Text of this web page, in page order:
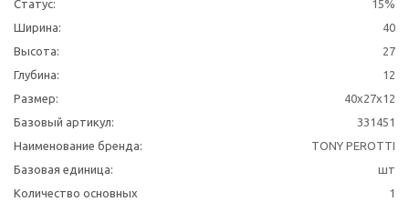
Статус:
15%
Ширина:
40
Высота:
27
Глубина:
12
Размер:
40x27x12
Базовый артикул:
331451
Наименование бренда:
TONY PEROTTI
Базовая единица:
шт
Количество основных
1